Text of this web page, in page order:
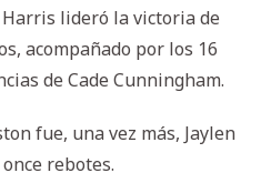
lideró la victoria de
acompañado por los 16
de Cade Cunningham.
fue, una vez más, Jaylen
rebotes.